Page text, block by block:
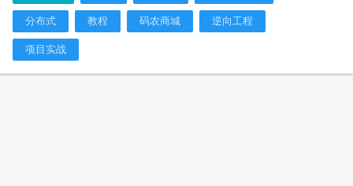
分布式 教程 码农商城 逆向工程
项目实战